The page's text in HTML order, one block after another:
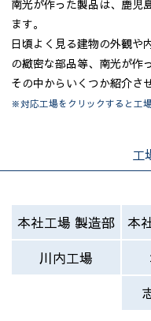
品質管理
南光が作った製品は、鹿児
ます。
日頃よく見る建物の外観や
の緻密な部品等、南光が作
その中からいくつか紹介さ
※対応工場をクリックすると工
工
本社工場 製造部 本
川内工場